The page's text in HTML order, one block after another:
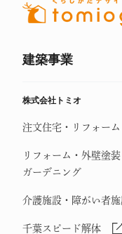
建築事業
株式会社トミオ
注文住宅・リフォー
リフォーム・外壁塗
ガーデニング
介護施設・障がい者施
千葉スピード解体